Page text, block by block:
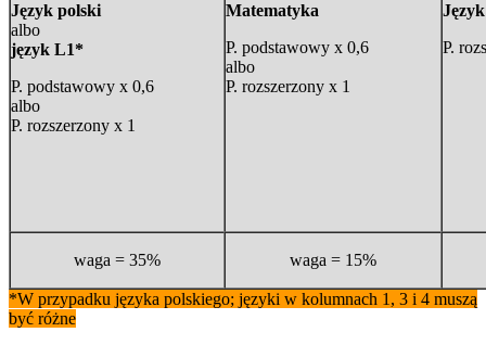
Język polski
albo
język L1*
P. podstawowy x 0,6
albo
P. rozszerzony x 1
Matematyka
P. podstawowy x 0,6
albo
P. rozszerzony x 1
P.
waga = 35% waga = 15%
*W przypadku języka polskiego; języki w kolumnach 1, 3 i 4 muszą
być różne